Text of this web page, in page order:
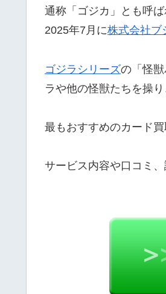
通称「ゴジカ」とも呼ば
2025年7月に株式会社ブ
ゴジラシリーズの「怪
ラや他の怪獣たちを操
最もおすすめのカード
サービス内容や口コミ